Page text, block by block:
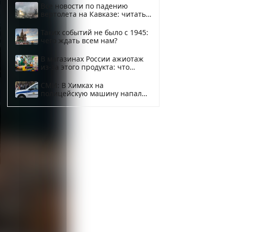
Все новости по падению
вертолета на Кавказе: читать
Таких событий не было с 1945:
чего ждать всем нам?
В магазинах России ажиотаж
из-за этого продукта: что
СМИ: В Химках на
полицейскую машину напали